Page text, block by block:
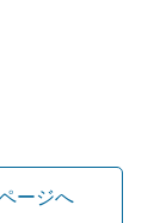
ージへ